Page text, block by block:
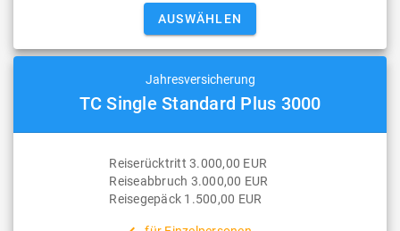
Jahresversicherung
TC Single Standard Plus 3000
Reiserücktritt 3.000,00 EUR
Reiseabbruch 3.000,00 EUR
Reisegepäck 1.500,00 EUR